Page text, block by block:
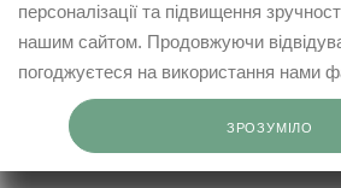
персоналізації та підвищення
нашим сайтом. Продовжуючи
погоджуєтеся на використання нами
ЗРОЗУМІЛО